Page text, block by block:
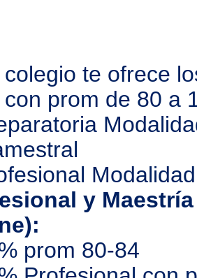
colegio te ofrece
con prom de 80 a
y
prom 80-84